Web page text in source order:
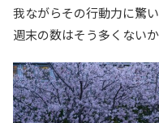
我ながらその行動力に驚
週末の数はそう多くないか